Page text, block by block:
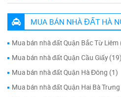
MUA BÁN NHÀ ĐẤT HÀ
Mua bán nhà đất Quận Bắc Từ Liêm
Mua bán nhà đất Quận Cầu Giấy (19)
Mua bán nhà đất Quận Hà Đông (1)
Mua bán nhà đất Quận Hai Bà